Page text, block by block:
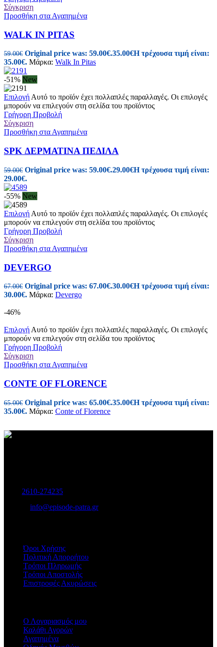
Σύγκριση
Προσθήκη στα Αγαπημένα
WALK IN PITAS
59.00€ Original price was: 59.00€.35.00€Η τρέχουσα τιμή είναι:
35.00€. Μάρκα: Walk In Pitas
-51% New
Επιλογή Αυτό το προϊόν έχει πολλαπλές παραλλαγές. Οι επιλογές
μπορούν να επιλεγούν στη σελίδα του προϊόντος
Γρήγορη Προβολή
Σύγκριση
Προσθήκη στα Αγαπημένα
SPK ΔΕΡΜΑΤΙΝΑ ΠΕΔΙΛΑ
59.00€ Original price was: 59.00€.29.00€Η τρέχουσα τιμή είναι:
29.00€.
-55% New
Επιλογή Αυτό το προϊόν έχει πολλαπλές παραλλαγές. Οι επιλογές
μπορούν να επιλεγούν στη σελίδα του προϊόντος
Γρήγορη Προβολή
Σύγκριση
Προσθήκη στα Αγαπημένα
DEVERGO
67.00€ Original price was: 67.00€.30.00€Η τρέχουσα τιμή είναι:
30.00€. Μάρκα: Devergo
-46%
Επιλογή Αυτό το προϊόν έχει πολλαπλές παραλλαγές. Οι επιλογές
μπορούν να επιλεγούν στη σελίδα του προϊόντος
Γρήγορη Προβολή
Σύγκριση
Προσθήκη στα Αγαπημένα
CONTE OF FLORENCE
65.00€ Original price was: 65.00€.35.00€Η τρέχουσα τιμή είναι:
35.00€. Μάρκα: Conte of Florence
2610-274235
info@episode-patra.gr
Όροι Χρήσης
Πολιτική Απορρήτου
Τρόποι Πληρωμής
Τρόποι Αποστολής
Επιστροφές Ακυρώσεις
Ο Λογαριασμός μου
Καλάθι Αγορών
Αγαπημένα